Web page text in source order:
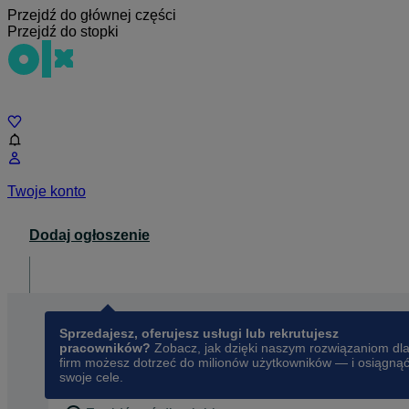
Przejdź do głównej części
Przejdź do stopki
Twoje konto
Dodaj ogłoszenie
Sprzedajesz, oferujesz usługi lub rekrutujesz
pracowników? Zobacz, jak dzięki naszym rozwiązaniom dla
firm możesz dotrzeć do milionów użytkowników — i osiągnąć
swoje cele.